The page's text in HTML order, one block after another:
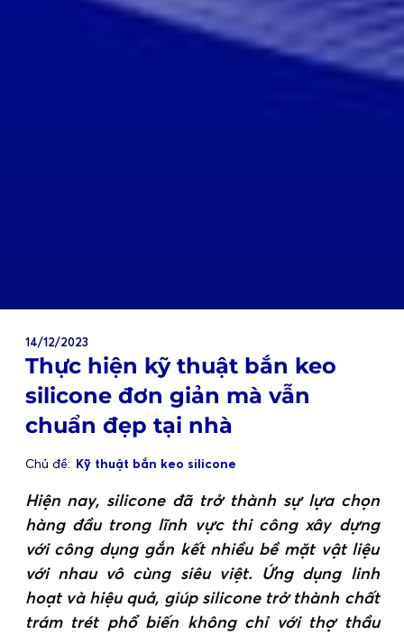
14/12/2023
Thực hiện kỹ thuật bắn keo
silicone đơn giản mà vẫn
chuẩn đẹp tại nhà
Chủ đề: Kỹ thuật bắn keo silicone
Hiện nay, silicone đã trở thành sự lựa chọn
hàng đầu trong lĩnh vực thi công xây dựng
với công dụng gắn kết nhiều bề mặt vật liệu
với nhau vô cùng siêu việt. Ứng dụng linh
hoạt và hiệu quả, giúp silicone trở thành chất
trám trét phổ biến không chỉ với thợ thầu